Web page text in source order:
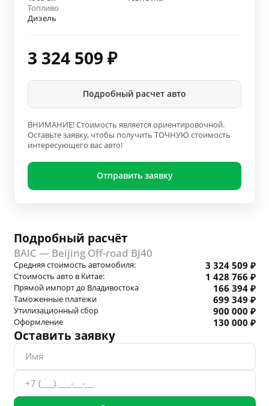
Топливо
Дизель
3 324 509 ₽
Подробный расчет авто
ВНИМАНИЕ! Стоимость является ориентировочной.
Оставьте заявку, чтобы получить ТОЧНУЮ стоимость
интересующего вас авто!
Отправить заявку
Подробный расчёт
BAIC — Beijing Off-road BJ40
Средняя стоимость автомобиля: 3 324 509 ₽
Стоимость авто в Китае: 1 428 766 ₽
Прямой импорт до Владивостока 166 394 ₽
Таможенные платежи 699 349 ₽
Утилизационный сбор 900 000 ₽
Оформление 130 000 ₽
Оставить заявку